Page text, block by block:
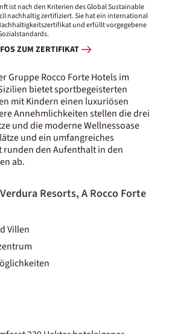
ist nach den Kriterien des Global Sustainable
nachhaltig zertifiziert. Sie hat ein international
und erfüllt vorgegebene
ZUM ZERTIFIKAT
Gruppe Rocco Forte Hotels im
bietet sportbegeisterten
mit Kindern einen luxuriösen
Annehmlichkeiten stellen die drei
und die moderne Wellnessoase
und ein umfangreiches
runden den Aufenthalt in den
ab.
Resorts, A Rocco Forte
Villen